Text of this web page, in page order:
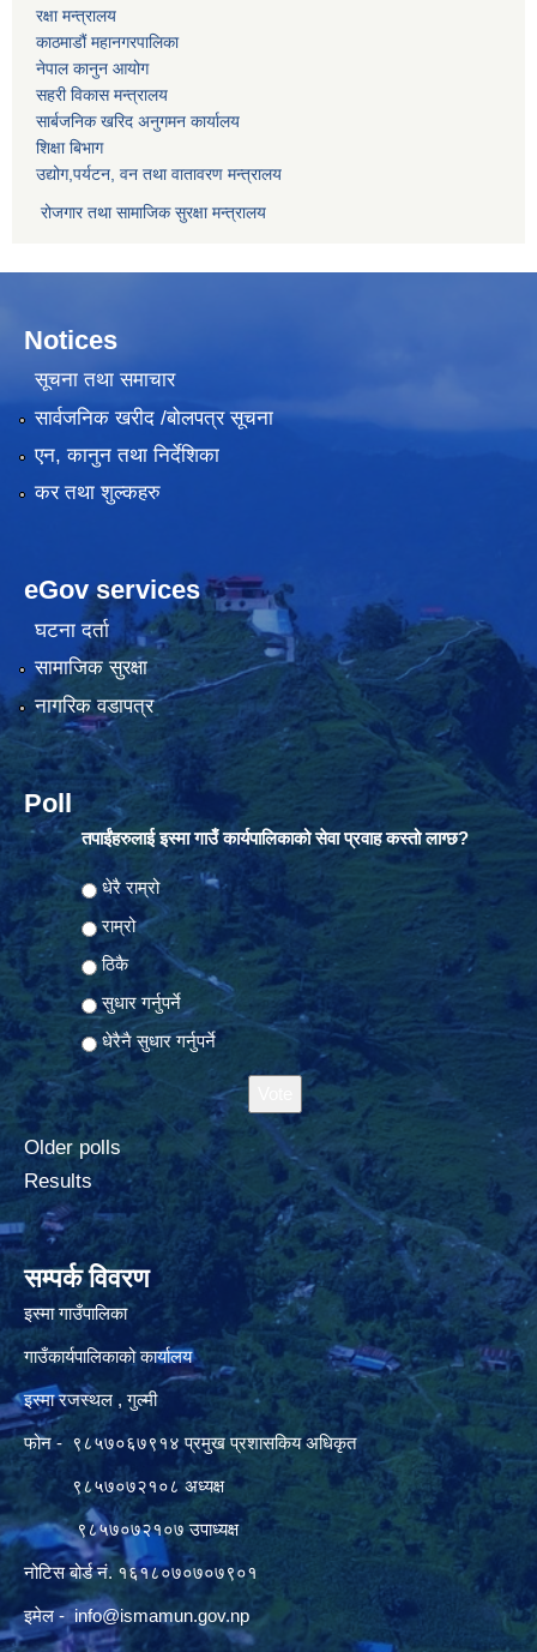
रक्षा मन्त्रालय
काठमाडौं महानगरपालिका
नेपाल कानुन आयोग
सहरी विकास मन्त्रालय
सार्बजनिक खरिद अनुगमन कार्यालय
शिक्षा बिभाग
उद्योग,पर्यटन, वन तथा वातावरण मन्त्रालय
रोजगार तथा सामाजिक सुरक्षा मन्त्रालय
Notices
सूचना तथा समाचार
सार्वजनिक खरीद /बोलपत्र सूचना
एन, कानुन तथा निर्देशिका
कर तथा शुल्कहरु
eGov services
घटना दर्ता
सामाजिक सुरक्षा
नागरिक वडापत्र
Poll
तपाईंहरुलाई इस्मा गाउँ कार्यपालिकाको सेवा प्रवाह कस्तो लाग्छ?
Choices
धेरै राम्रो
राम्रो
ठिकै
सुधार गर्नुपर्ने
धेरैनै सुधार गर्नुपर्ने
Older polls
Results
सम्पर्क विवरण
इस्मा गाउँपालिका
गाउँकार्यपालिकाको कार्यालय
इस्मा रजस्थल , गुल्मी
फोन - ९८५७०६७९१४ प्रमुख प्रशासकिय अधिकृत
९८५७०७२१०८ अध्यक्ष
९८५७०७२१०७ उपाध्यक्ष
नोटिस बोर्ड नं. १६१८०७०७०७९०१
इमेल - info@ismamun.gov.np